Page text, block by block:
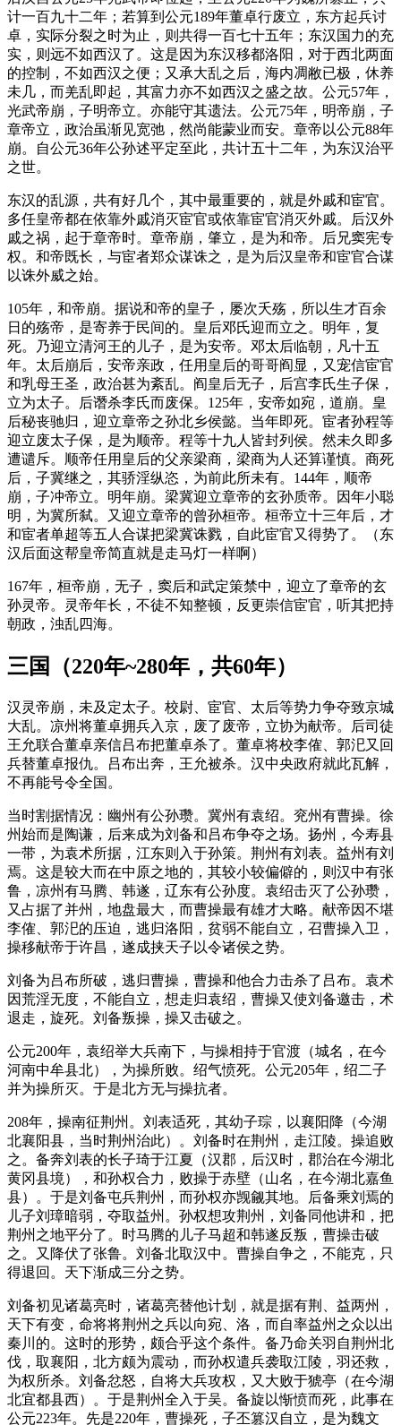
计一百九十二年；若算到公元189年董卓行废立，东方起兵讨
卓，实际分裂之时为止，则共得一百七十五年；东汉国力的充
实，则远不如西汉了。这是因为东汉移都洛阳，对于西北两面
的控制，不如西汉之便；又承大乱之后，海内凋敝已极，休养
未几，而羌乱即起，其富力亦不如西汉之盛之故。公元57年，
光武帝崩，子明帝立。亦能守其遗法。公元75年，明帝崩，子
章帝立，政治虽渐见宽弛，然尚能蒙业而安。章帝以公元88年
崩。自公元36年公孙述平定至此，共计五十二年，为东汉治平
之世。
东汉的乱源，共有好几个，其中最重要的，就是外戚和宦官。
多任皇帝都在依靠外戚消灭宦官或依靠宦官消灭外戚。后汉外
戚之祸，起于章帝时。章帝崩，肇立，是为和帝。后兄窦宪专
权。和帝既长，与宦者郑众谋诛之，是为后汉皇帝和宦官合谋
以诛外威之始。
105年，和帝崩。据说和帝的皇子，屡次夭殇，所以生才百余
日的殇帝，是寄养于民间的。皇后邓氏迎而立之。明年，复
死。乃迎立清河王的儿子，是为安帝。邓太后临朝，凡十五
年。太后崩后，安帝亲政，任用皇后的哥哥阎显，又宠信宦官
和乳母王圣，政治甚为紊乱。阎皇后无子，后宫李氏生子保，
立为太子。后谮杀李氏而废保。125年，安帝如宛，道崩。皇
后秘丧驰归，迎立章帝之孙北乡侯懿。当年即死。宦者孙程等
迎立废太子保，是为顺帝。程等十九人皆封列侯。然未久即多
遭谴斥。顺帝任用皇后的父亲梁商，梁商为人还算谨慎。商死
后，子冀继之，其骄淫纵恣，为前此所未有。144年，顺帝
崩，子冲帝立。明年崩。梁冀迎立章帝的玄孙质帝。因年小聪
明，为冀所弑。又迎立章帝的曾孙桓帝。桓帝立十三年后，才
和宦者单超等五人合谋把梁冀诛戮，自此宦官又得势了。（东
汉后面这帮皇帝简直就是走马灯一样啊）
167年，桓帝崩，无子，窦后和武定策禁中，迎立了章帝的玄
孙灵帝。灵帝年长，不徒不知整顿，反更崇信宦官，听其把持
朝政，浊乱四海。
三国（220年~280年，共60年）
汉灵帝崩，未及定太子。校尉、宦官、太后等势力争夺致京城
大乱。凉州将董卓拥兵入京，废了废帝，立协为献帝。后司徒
王允联合董卓亲信吕布把董卓杀了。董卓将校李傕、郭汜又回
兵替董卓报仇。吕布出奔，王允被杀。汉中央政府就此瓦解，
不再能号令全国。
当时割据情况：幽州有公孙瓒。冀州有袁绍。兖州有曹操。徐
州始而是陶谦，后来成为刘备和吕布争夺之场。扬州，今寿县
一带，为袁术所据，江东则入于孙策。荆州有刘表。益州有刘
焉。这是较大而在中原之地的，其较小较偏僻的，则汉中有张
鲁，凉州有马腾、韩遂，辽东有公孙度。袁绍击灭了公孙瓒，
又占据了并州，地盘最大，而曹操最有雄才大略。献帝因不堪
李傕、郭汜的压迫，逃归洛阳，贫弱不能自立，召曹操入卫，
操移献帝于许昌，遂成挟天子以令诸侯之势。
刘备为吕布所破，逃归曹操，曹操和他合力击杀了吕布。袁术
因荒淫无度，不能自立，想走归袁绍，曹操又使刘备邀击，术
退走，旋死。刘备叛操，操又击破之。
公元200年，袁绍举大兵南下，与操相持于官渡（城名，在今
河南中牟县北），为操所败。绍气愤死。公元205年，绍二子
并为操所灭。于是北方无与操抗者。
208年，操南征荆州。刘表适死，其幼子琮，以襄阳降（今湖
北襄阳县，当时荆州治此）。刘备时在荆州，走江陵。操追败
之。备奔刘表的长子琦于江夏（汉郡，后汉时，郡治在今湖北
黄冈县境），和孙权合力，败操于赤壁（山名，在今湖北嘉鱼
县）。于是刘备屯兵荆州，而孙权亦觊觎其地。后备乘刘焉的
儿子刘璋暗弱，夺取益州。孙权想攻荆州，刘备同他讲和，把
荆州之地平分了。时马腾的儿子马超和韩遂反叛，曹操击破
之。又降伏了张鲁。刘备北取汉中。曹操自争之，不能克，只
得退回。天下渐成三分之势。
刘备初见诸葛亮时，诸葛亮替他计划，就是据有荆、益两州，
天下有变，命将将荆州之兵以向宛、洛，而自率益州之众以出
秦川的。这时的形势，颇合乎这个条件。备乃命关羽自荆州北
伐，取襄阳，北方颇为震动，而孙权遣兵袭取江陵，羽还救，
为权所杀。刘备忿怒，自将大兵攻权，又大败于猇亭（在今湖
北宜都县西）。于是荆州全入于吴。备旋以惭愤而死，此事在
公元223年。先是220年，曹操死，子丕篡汉自立，是为魏文